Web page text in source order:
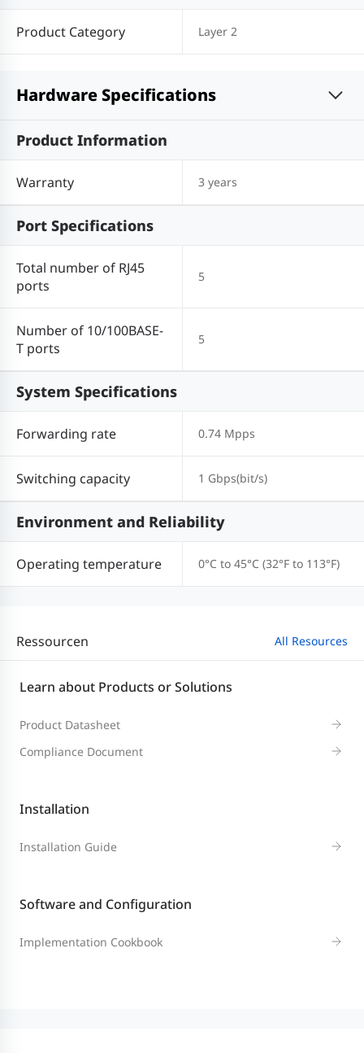
Product Category Layer 2
Hardware Specifications
Product Information
Warranty 3 years
Port Specifications
Total number of RJ45
ports
5
Number of 10/100BASE-
T ports
5
System Specifications
Forwarding rate 0.74 Mpps
Switching capacity 1 Gbps(bit/s)
Environment and Reliability
Operating temperature 0°C to 45°C (32°F to 113°F)
Ressourcen All Resources
Learn about Products or Solutions
Product Datasheet
Compliance Document
Installation
Installation Guide
Software and Configuration
Implementation Cookbook